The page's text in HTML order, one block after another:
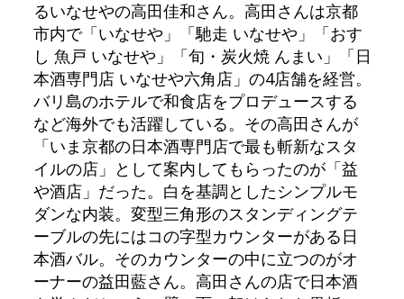
るいなせやの高田佳和さん。高田さんは京都
市内で「いなせや」「馳走 いなせや」「おす
し 魚戸 いなせや」「旬・炭火焼 んまい」「日
本酒専門店 いなせや六角店」の4店舗を経営。
バリ島のホテルで和食店をプロデュースする
など海外でも活躍している。その高田さんが
「いま京都の日本酒専門店で最も斬新なスタ
イルの店」として案内してもらったのが「益
や酒店」だった。白を基調としたシンプルモ
ダンな内装。変型三角形のスタンディングテ
ーブルの先にはコの字型カウンターがある日
本酒バル。そのカウンターの中に立つのがオ
ーナーの益田藍さん。高田さんの店で日本酒